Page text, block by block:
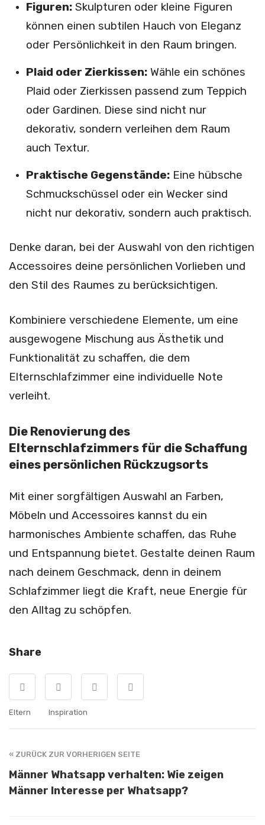
Figuren:Skulpturen oder kleine Figuren
können einen subtilen Hauch von Eleganz
oder Persönlichkeit in den Raum bringen.
Plaid oder Zierkissen:Wähle ein schönes
Plaid oder Zierkissen passend zum Teppich
oder Gardinen. Diese sind nicht nur
dekorativ, sondern verleihen dem Raum
auch Textur.
Praktische Gegenstände:Eine hübsche
Schmuckschüssel oder ein Wecker sind
nicht nur dekorativ, sondern auch praktisch.
Denke daran, bei der Auswahl von den richtigen
Accessoires deine persönlichen Vorlieben und
den Stil des Raumes zu berücksichtigen.
Kombiniere verschiedene Elemente, um eine
ausgewogene Mischung aus Ästhetik und
Funktionalität zu schaffen, die dem
Elternschlafzimmer eine individuelle Note
verleiht.
Die Renovierung des
Elternschlafzimmers für die Schaffung
eines persönlichen Rückzugsorts
Mit einer sorgfältigen Auswahl an Farben,
Möbeln und Accessoires kannst du ein
harmonisches Ambiente schaffen, das Ruhe
und Entspannung bietet. Gestalte deinen Raum
nach deinem Geschmack, denn in deinem
Schlafzimmer liegt die Kraft, neue Energie für
den Alltag zu schöpfen.
Share
Eltern Inspiration
« ZURÜCK ZUR VORHERIGEN SEITE
Männer Whatsapp verhalten: Wie zeigen
Männer Interesse per Whatsapp?